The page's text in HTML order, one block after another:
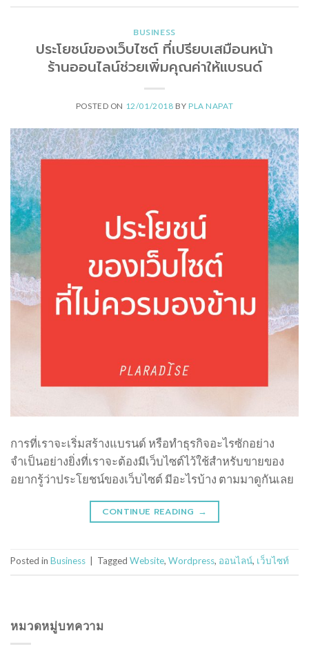
BUSINESS
ประโยชน์ของเว็บไซต์ ที่เปรียบเสมือนหน้า
ร้านออนไลน์ช่วยเพิ่มคุณค่าให้แบรนด์
POSTED ON 12/01/2018 BY PLA NAPAT
การที่เราจะเริ่มสร้างแบรนด์ หรือทำธุรกิจอะไรซักอย่าง
จำเป็นอย่างยิ่งที่เราจะต้องมีเว็บไซต์ไว้ใช้สำหรับขายของ
อยากรู้ว่าประโยชน์ของเว็บไซต์ มีอะไรบ้าง ตามมาดูกันเลย
CONTINUE READING →
Posted in Business Tagged Website, Wordpress, ออนไลน์, เว็บไซท์
หมวดหมู่บทความ